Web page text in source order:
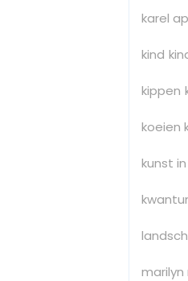
karel
kind
kippen
koeien
kunst